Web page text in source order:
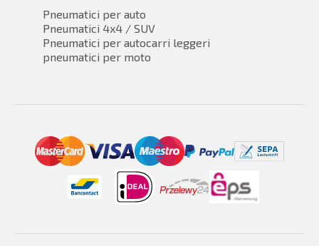
Pneumatici per auto
Pneumatici 4x4 / SUV
Pneumatici per autocarri leggeri
pneumatici per moto